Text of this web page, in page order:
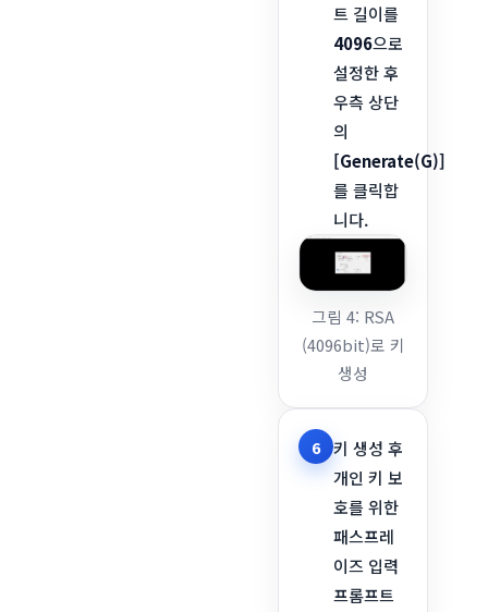
트 길이를
4096으로
설정한 후
우측 상단
의
[Generate(G)]
를 클릭합
니다.
그림 4: RSA
(4096bit)로 키
생성
6 키 생성 후
개인 키 보
호를 위한
패스프레
이즈 입력
프롬프트